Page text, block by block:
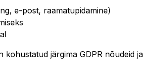
e-post, raamatupidamine)
kohustatud järgima GDPR nõudeid